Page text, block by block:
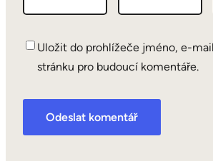
Uložit do prohlížeče jméno, e-
stránku pro budoucí komentáře.